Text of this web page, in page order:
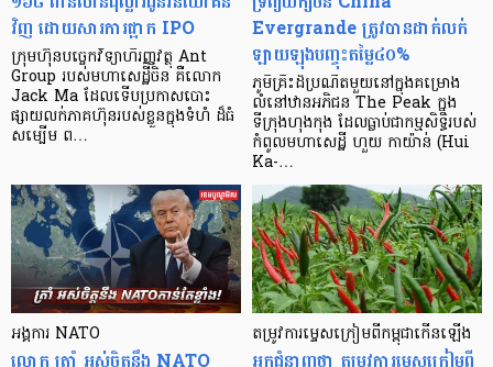
វិញ ដោយសារការផ្អាក IPO
ក្រុមហ៊ុនបច្ចេកវិទ្យាហិរញ្ញវត្ថុ Ant
Group របស់មហាសេដ្ឋីចិន គឺលោក
Jack Ma ដែលទើបប្រកាសបោះ
ផ្សាយលក់ភាគហ៊ុនរបស់ខ្លួនក្នុងទំហំ ដ៏ធំ
សម្បើម ព…
Evergrande ត្រូវបានដាក់លក់
ឡាយឡុងបញ្ចុះតម្លៃ៤០%
ភូមិគ្រឹះដ៏ប្រណីតមួយនៅក្នុងគម្រោង
លំនៅឋានអភិជន The Peak ក្នុង
ទីក្រុងហុងកុង ដែលធ្លាប់ជាកម្មសិទ្ធិរបស់
កំពូលមហាសេដ្ឋី ហួយ កាយ៉ាន់ (Hui
Ka-…
អង្គការ NATO តម្រូវការម្ទេសក្រៀមពីកម្ពុជាកើនឡើង